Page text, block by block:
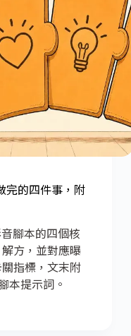
完的四件事，附
腳本的四個核
方，並對應曝
指標，文末附
本提示詞。